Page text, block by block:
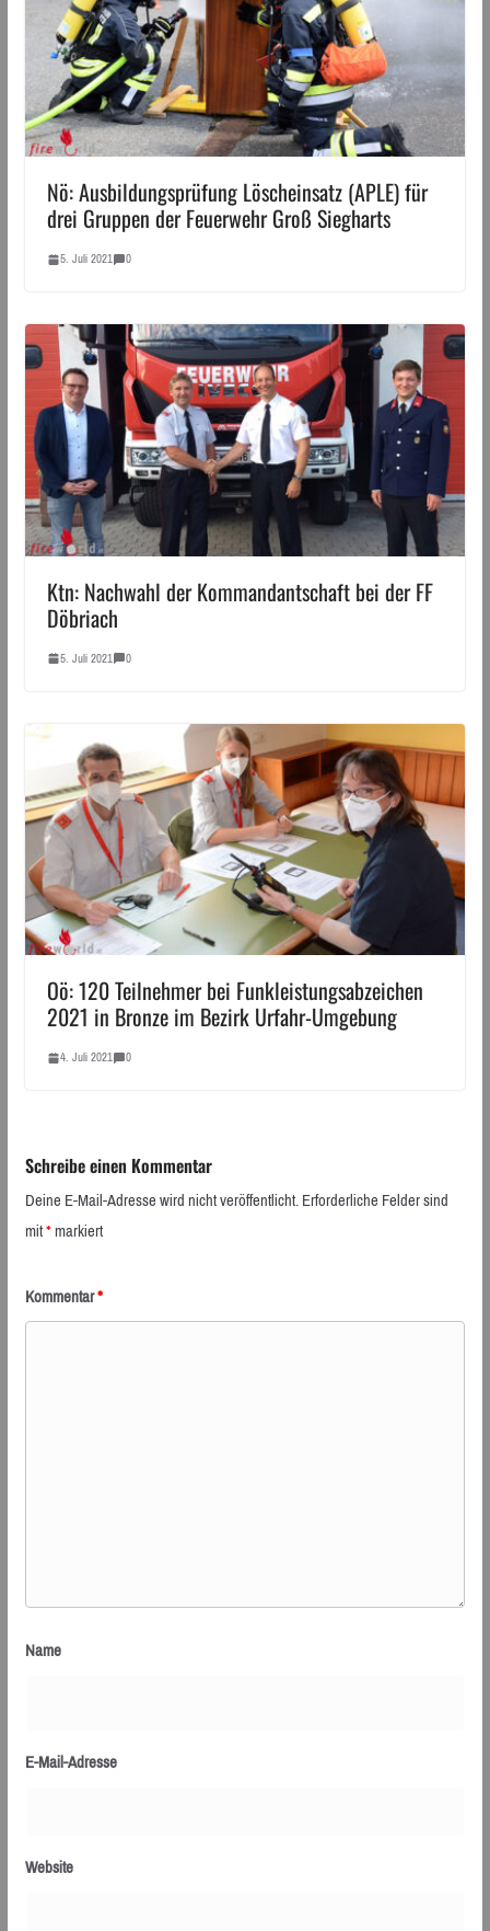
Nö: Ausbildungsprüfung Löscheinsatz (APLE) für
drei Gruppen der Feuerwehr Groß Siegharts
5. Juli 2021 0
Ktn: Nachwahl der Kommandantschaft bei der FF
Döbriach
5. Juli 2021 0
Oö: 120 Teilnehmer bei Funkleistungsabzeichen
2021 in Bronze im Bezirk Urfahr-Umgebung
4. Juli 2021 0
Schreibe einen Kommentar
Deine E-Mail-Adresse wird nicht veröffentlicht.Erforderliche Felder sind
mit*markiert
Kommentar*
Name
E-Mail-Adresse
Website